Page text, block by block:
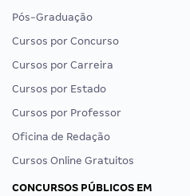
Pós-Graduação
Cursos por Concurso
Cursos por Carreira
Cursos por Estado
Cursos por Professor
Oficina de Redação
Cursos Online Gratuitos
CONCURSOS PÚBLICOS EM